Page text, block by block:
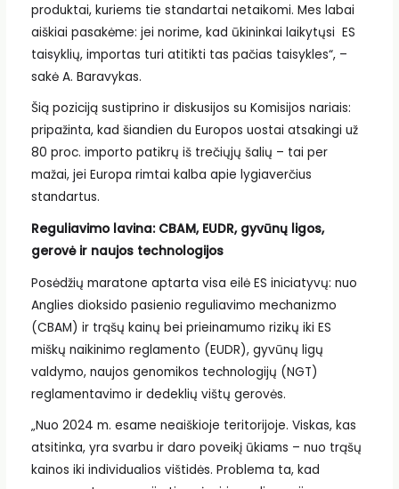
produktai, kuriems tie standartai netaikomi. Mes labai
aiškiai pasakėme: jei norime, kad ūkininkai laikytųsi ES
taisyklių, importas turi atitikti tas pačias taisykles“, –
sakė A. Baravykas.
Šią poziciją sustiprino ir diskusijos su Komisijos nariais:
pripažinta, kad šiandien du Europos uostai atsakingi už
80 proc. importo patikrų iš trečiųjų šalių – tai per
mažai, jei Europa rimtai kalba apie lygiaverčius
standartus.
Reguliavimo lavina: CBAM, EUDR, gyvūnų ligos,
gerovė ir naujos technologijos
Posėdžių maratone aptarta visa eilė ES iniciatyvų: nuo
Anglies dioksido pasienio reguliavimo mechanizmo
(CBAM) ir trąšų kainų bei prieinamumo rizikų iki ES
miškų naikinimo reglamento (EUDR), gyvūnų ligų
valdymo, naujos genomikos technologijų (NGT)
reglamentavimo ir dedeklių vištų gerovės.
„Nuo 2024 m. esame neaiškioje teritorijoje. Viskas, kas
atsitinka, yra svarbu ir daro poveikį ūkiams – nuo trąšų
kainos iki individualios vištidės. Problema ta, kad